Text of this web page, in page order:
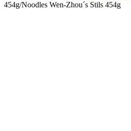
454g/Noodles Wen-Zhou´s Stils 454g